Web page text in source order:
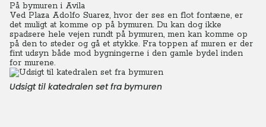
På bymuren i Avila
Ved Plaza Adolfo Suarez, hvor der ses en flot fontæne, er
det muligt at komme op på bymuren. Du kan dog ikke
spadsere hele vejen rundt på bymuren, men kan komme op
på den to steder og gå et stykke. Fra toppen af muren er der
fint udsyn både mod bygningerne i den gamle bydel inden
for murene.
Udsigt til katedralen set fra bymuren